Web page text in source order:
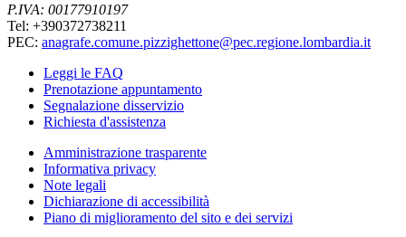
P.IVA: 00177910197
Tel: +390372738211
PEC: anagrafe.comune.pizzighettone@pec.regione.lombardia.it
Leggi le FAQ
Prenotazione appuntamento
Segnalazione disservizio
Richiesta d'assistenza
Amministrazione trasparente
Informativa privacy
Note legali
Dichiarazione di accessibilità
Piano di miglioramento del sito e dei servizi